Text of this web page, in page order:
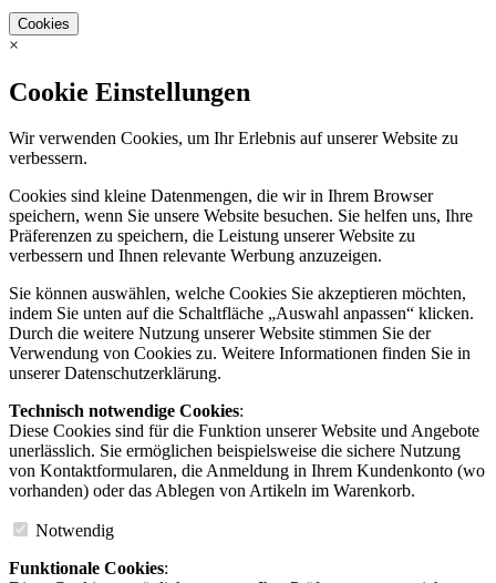
Cookies
×
Cookie Einstellungen
Wir verwenden Cookies, um Ihr Erlebnis auf unserer Website zu
verbessern.
Cookies sind kleine Datenmengen, die wir in Ihrem Browser
speichern, wenn Sie unsere Website besuchen. Sie helfen uns, Ihre
Präferenzen zu speichern, die Leistung unserer Website zu
verbessern und Ihnen relevante Werbung anzuzeigen.
Sie können auswählen, welche Cookies Sie akzeptieren möchten,
indem Sie unten auf die Schaltfläche „Auswahl anpassen“ klicken.
Durch die weitere Nutzung unserer Website stimmen Sie der
Verwendung von Cookies zu. Weitere Informationen finden Sie in
unserer Datenschutzerklärung.
Technisch notwendige Cookies:
Diese Cookies sind für die Funktion unserer Website und Angebote
unerlässlich. Sie ermöglichen beispielsweise die sichere Nutzung
von Kontaktformularen, die Anmeldung in Ihrem Kundenkonto (wo
vorhanden) oder das Ablegen von Artikeln im Warenkorb.
Notwendig
Funktionale Cookies: